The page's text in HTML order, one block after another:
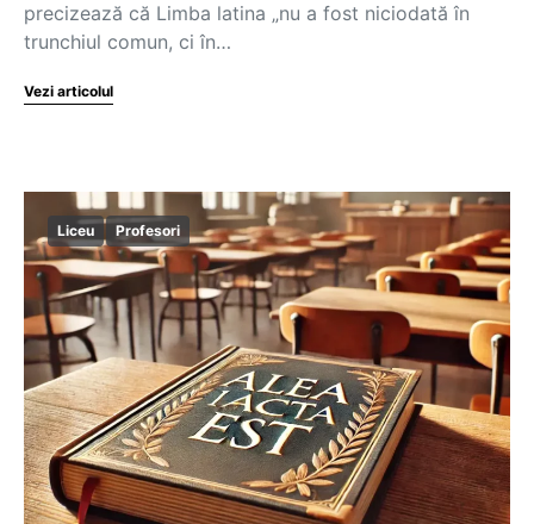
precizează că Limba latina „nu a fost niciodată în
trunchiul comun, ci în…
Vezi articolul
Liceu Profesori